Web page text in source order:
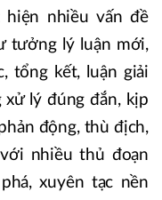
nhiều vấn đề
tưởng lý luận mới,
tổng kết, luận giải
lý đúng đắn, kịp
động, thù địch,
nhiều thủ đoạn
xuyên tạc nền